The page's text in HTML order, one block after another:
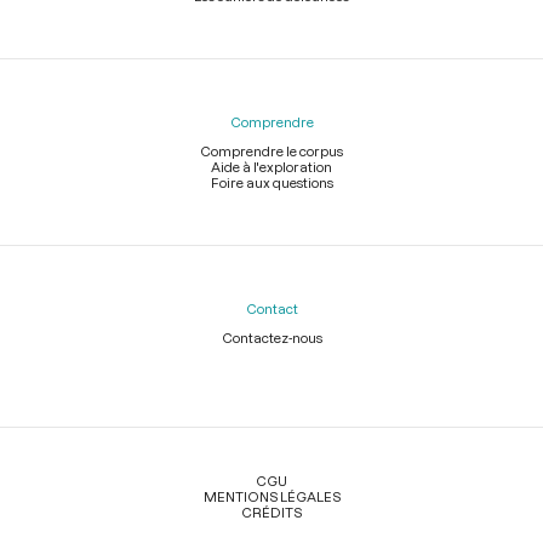
Comprendre
Comprendre le corpus
Aide à l'exploration
Foire aux questions
Contact
Contactez-nous
Légal
CGU
MENTIONS LÉGALES
CRÉDITS